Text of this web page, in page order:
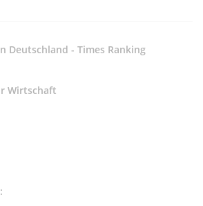
Deutschland - Times Ranking
Wirtschaft